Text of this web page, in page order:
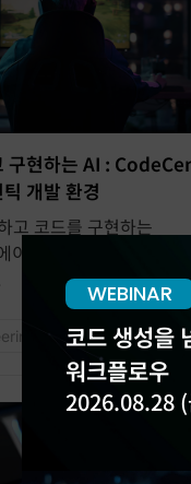
구현하는 AI :
개발 환경
고 코드를 구현하는
전틱 AI 개발 환경을 데
CodeCenter
WEBINAR
코드 생성을
워크플로우
2026.08.28